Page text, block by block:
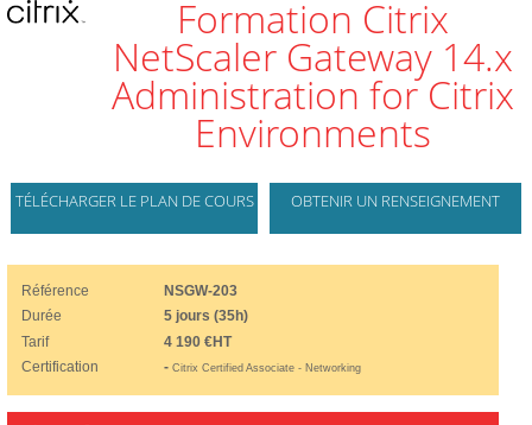
Formation Citrix
NetScaler Gateway 14.x
Administration for Citrix
Environments
TÉLÉCHARGER LE PLAN DE COURS OBTENIR UN RENSEIGNEMENT
Référence
NSGW-203
Durée
5 jours (35h)
Tarif
4 190 €HT
Certification
-Citrix Certified Associate - Networking